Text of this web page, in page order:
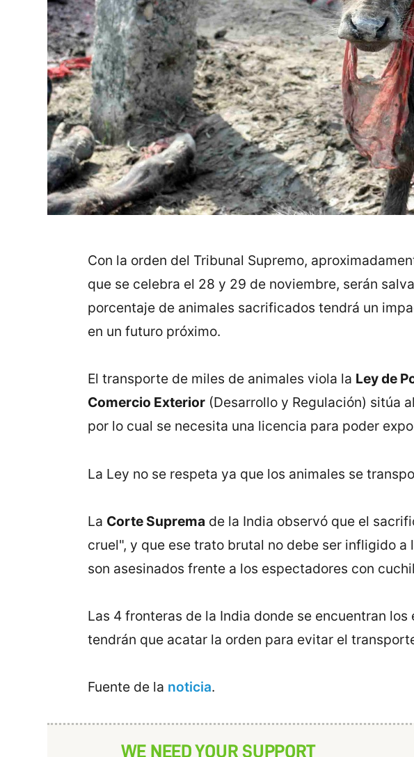
Con la orden del Tribunal Supremo,
que se celebra el 28 y 29 de noviembre, serán
porcentaje de animales sacrificados tendrá un
en un futuro próximo.
El transporte de miles de animales viola la Ley de
Comercio Exterior(Desarrollo y Regulación) sitúa
por lo cual se necesita una licencia para poder
La Ley no se respeta ya que los animales se
La Corte Suprema de la India observó que el
cruel", y que ese trato brutal no debe ser infligido
son asesinados frente a los espectadores con
Las 4 fronteras de la India donde se encuentran
tendrán que acatar la orden para evitar el
Fuente de la noticia.
WE NEED YOUR SUPPORT